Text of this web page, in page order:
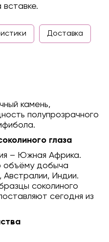
Доставка
камень,
полупрозрачного
глаза
– Южная Африка.
объёму добыча
Индии.
соколиного
сегодня из